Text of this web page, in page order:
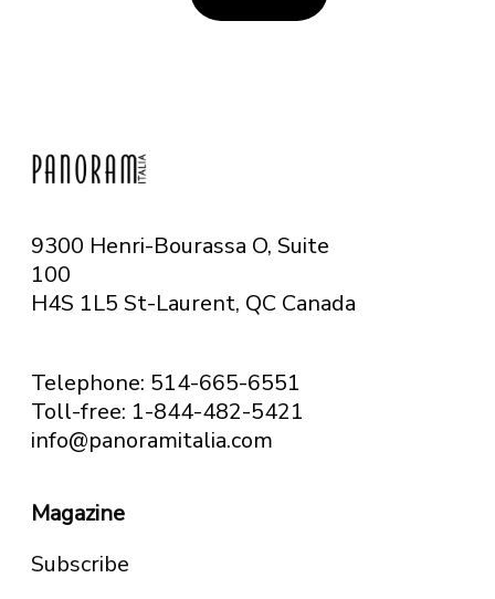
9300 Henri-Bourassa O, Suite
100
H4S 1L5 St-Laurent, QC Canada
Telephone: 514-665-6551
Toll-free: 1-844-482-5421
info@panoramitalia.com
Magazine
Subscribe